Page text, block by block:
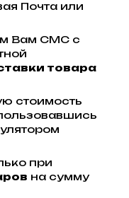
Почта или
Вам СМС с
товара
стоимость
при
на сумму